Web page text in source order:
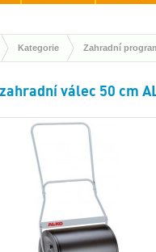
Kategorie Zahradní
válec 50 cm